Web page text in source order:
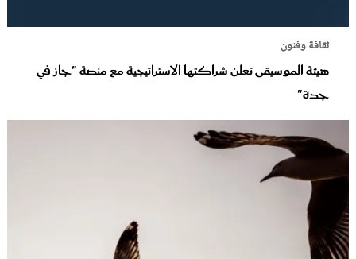
ثقافة وفنون
هيئة الموسيقى تعلن شراكتها الاستراتيجية مع منصة "جاز في
جدة"